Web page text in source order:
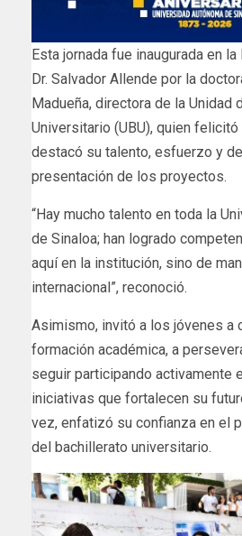
Esta jornada fue inaugurada en
Dr. Salvador Allende por la
Madueña, directora de la Unidad
Universitario (UBU), quien
destacó su talento, esfuerzo y
presentación de los proyectos.
“Hay mucho talento en toda la
de Sinaloa; han logrado
aquí en la institución, sino de
internacional”, reconoció.
Asimismo, invitó a los jóvenes a
formación académica, a
seguir participando activamente
iniciativas que fortalecen su
vez, enfatizó su confianza en el
del bachillerato universitario.